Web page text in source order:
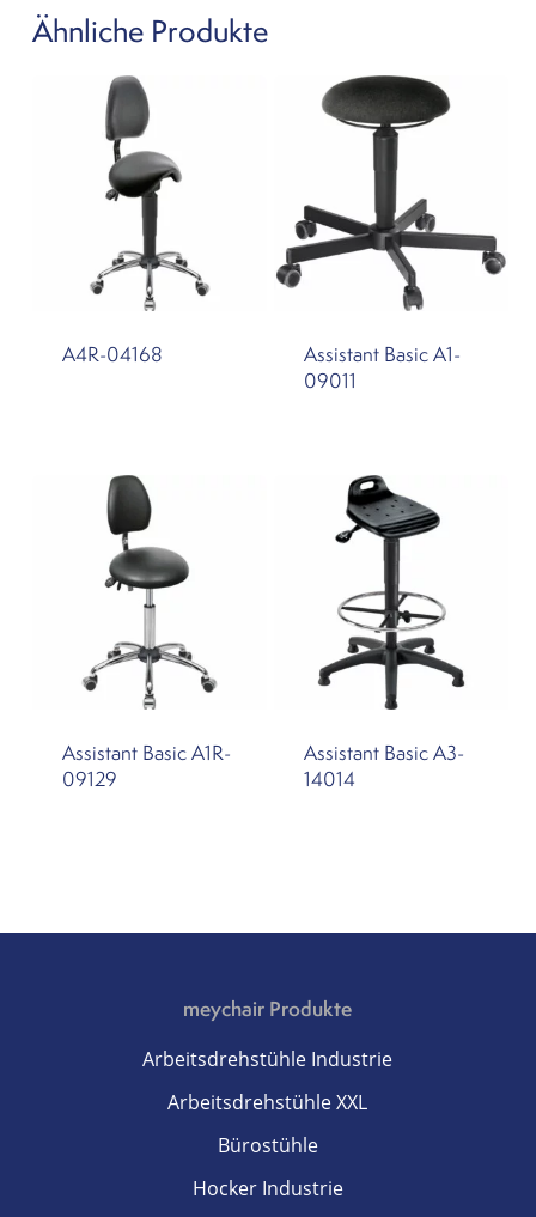
Ähnliche Produkte
A4R-04168
Assistant Basic A1-
09011
Assistant Basic A1R-
09129
Assistant Basic A3-
14014
meychair Produkte
Arbeitsdrehstühle Industrie
Arbeitsdrehstühle XXL
Bürostühle
Hocker Industrie